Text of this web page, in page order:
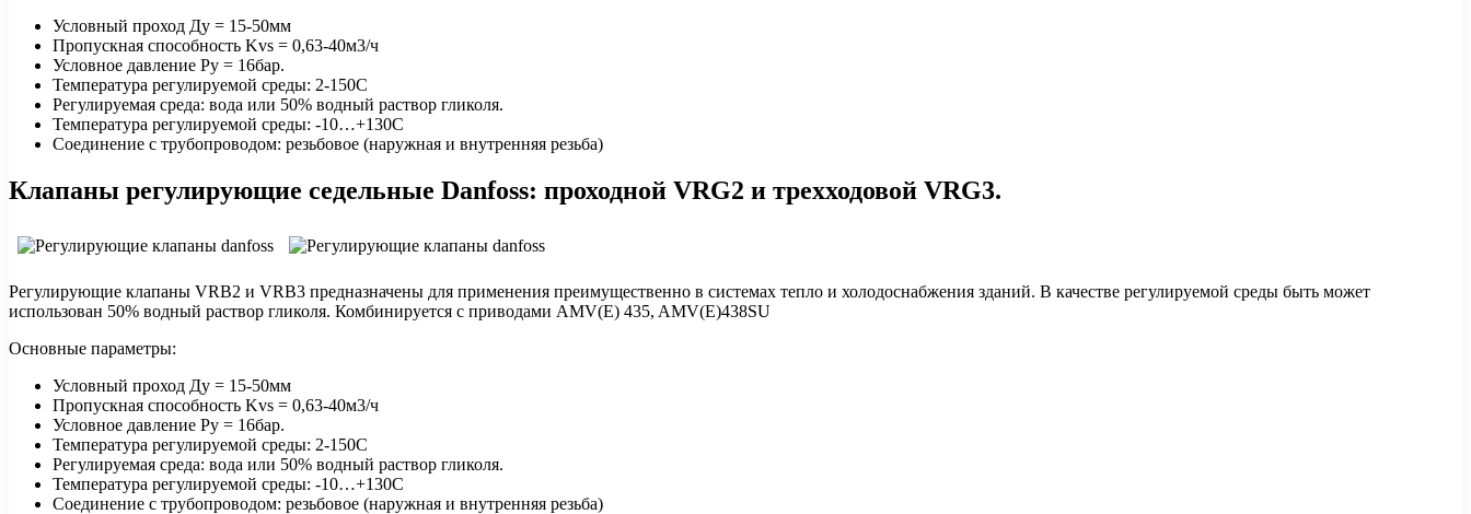
Условный проход Ду = 15-50мм
Пропускная способность Kvs = 0,63-40м3/ч
Условное давление Ру = 16бар.
Температура регулируемой среды: 2-150С
Регулируемая среда: вода или 50% водный раствор гликоля.
Температура регулируемой среды: -10…+130С
Соединение с трубопроводом: резьбовое (наружная и внутренняя резьба)
Клапаны регулирующие седельные Danfoss: проходной VRG2 и трехходовой VRG3.
Регулирующие клапаны VRB2 и VRB3 предназначены для применения преимущественно в системах тепло и холодоснабжения зданий. В качестве регулируемой среды быть может
использован 50% водный раствор гликоля. Комбинируется с приводами AMV(Е) 435, AMV(Е)438SU
Основные параметры:
Условный проход Ду = 15-50мм
Пропускная способность Kvs = 0,63-40м3/ч
Условное давление Ру = 16бар.
Температура регулируемой среды: 2-150С
Регулируемая среда: вода или 50% водный раствор гликоля.
Температура регулируемой среды: -10…+130С
Соединение с трубопроводом: резьбовое (наружная и внутренняя резьба)